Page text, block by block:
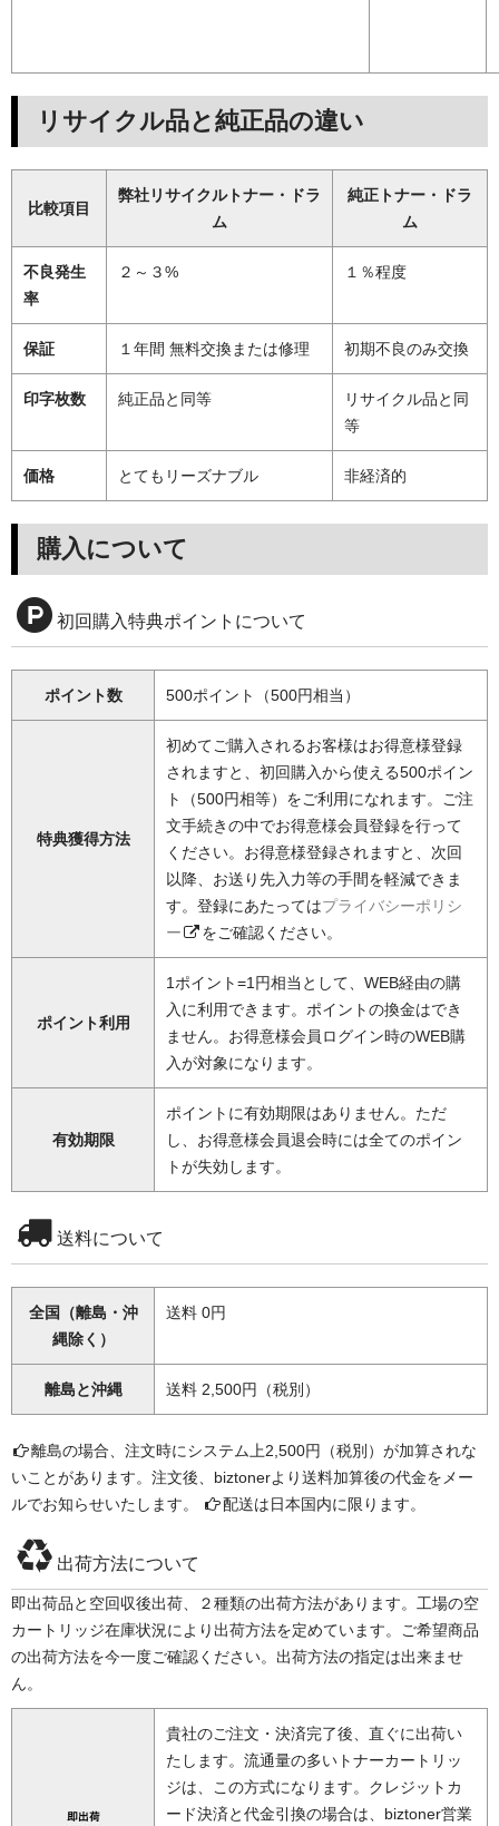
リサイクル品と純正品の違い
比較項目
弊社リサイクルトナー・ドラ
ム
純正トナー・ドラ
ム
不良発生
率
２～３% １％程度
保証 １年間 無料交換または修理 初期不良のみ交換
印字枚数 純正品と同等
リサイクル品と同
等
価格 とてもリーズナブル 非経済的
購入について
初回購入特典ポイントについて
ポイント数 500ポイント（500円相当）
特典獲得方法
初めてご購入されるお客様はお得意様登録
されますと、初回購入から使える500ポイン
ト（500円相等）をご利用になれます。ご注
文手続きの中でお得意様会員登録を行って
ください。お得意様登録されますと、次回
以降、お送り先入力等の手間を軽減できま
す。登録にあたってはプライバシーポリシ
ー
をご確認ください。
ポイント利用
1ポイント=1円相当として、WEB経由の購
入に利用できます。ポイントの換金はでき
ません。お得意様会員ログイン時のWEB購
入が対象になります。
有効期限
ポイントに有効期限はありません。ただ
し、お得意様会員退会時には全てのポイン
トが失効します。
送料について
全国（離島・沖
縄除く）
送料 0円
離島と沖縄 送料 2,500円（税別）
離島の場合、注文時にシステム上2,500円（税別）が加算されな
いことがあります。注文後、biztonerより送料加算後の代金をメー
ルでお知らせいたします。
配送は日本国内に限ります。
出荷方法について
即出荷品と空回収後出荷、２種類の出荷方法があります。工場の空
カートリッジ在庫状況により出荷方法を定めています。ご希望商品
の出荷方法を今一度ご確認ください。出荷方法の指定は出来ませ
ん。
貴社のご注文・決済完了後、直ぐに出荷い
たします。流通量の多いトナーカートリッ
ジは、この方式になります。クレジットカ
ード決済と代金引換の場合は、biztoner営業